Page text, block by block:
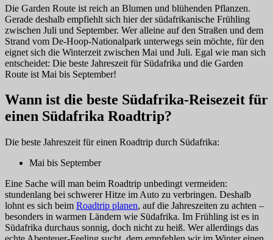
Die Garden Route ist reich an Blumen und blühenden Pflanzen.
Gerade deshalb empfiehlt sich hier der südafrikanische Frühling
zwischen Juli und September. Wer alleine auf den Straßen und dem
Strand vom De-Hoop-Nationalpark unterwegs sein möchte, für den
eignet sich die Winterzeit zwischen Mai und Juli. Egal wie man sich
entscheidet: Die beste Jahreszeit für Südafrika und die Garden
Route ist Mai bis September!
Wann ist die beste Südafrika-Reisezeit für
einen Südafrika Roadtrip?
Die beste Jahreszeit für einen Roadtrip durch Südafrika:
Mai bis September
Eine Sache will man beim Roadtrip unbedingt vermeiden:
stundenlang bei schwerer Hitze im Auto zu verbringen. Deshalb
lohnt es sich beim Roadtrip planen, auf die Jahreszeiten zu achten –
besonders in warmen Ländern wie Südafrika. Im Frühling ist es in
Südafrika durchaus sonnig, doch nicht zu heiß. Wer allerdings das